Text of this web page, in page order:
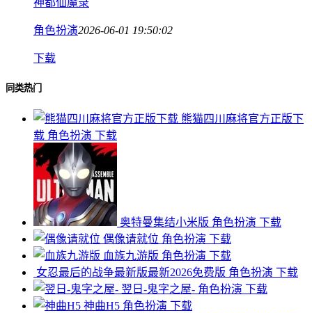
角色扮演2026-06-01 19:50:02
下载
同类热门
熊猫四川麻将官方正版下
载 角色扮演 下载
奥特曼集结小米版 角色扮演 下载
偶像请就位 角色扮演 下载
血族九游版 角色扮演 下载
女忍最后的战争最新版最新2026免费版 角色扮演 下载
翌日-鬼字之屋- 角色扮演 下载
神曲H5 角色扮演 下载